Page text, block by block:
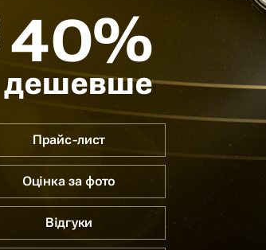
40%
дешевше
Прайс-лист
Оцінка за фото
Відгуки